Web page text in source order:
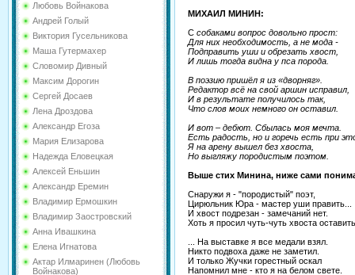
Любовь Войнакова
Андрей Голый
Виктория Гусельникова
Маша Гутермахер
Словомир Дивный
Максим Дорогин
Сергей Досаев
Лена Дроздова
Александр Егоза
Мария Елизарова
Надежда Еловецкая
Алексей Еньшин
Александр Еремин
Владимир Ермошкин
Владимир Заостровский
Анна Ивашкина
Елена Игнатова
Актар Илмаринен (Любовь
Войнакова)
МИХАИЛ МИНИН:
С собаками вопрос довольно прост:
Для них необходимость, а не мода -
Подправить уши и обрезать хвост,
И лишь тогда видна у пса порода.
В поэзию пришёл я из «дворняг».
Редактор всё на свой аршин исправил,
И в результате получилось так,
Что слов моих немного он оставил.
И вот – дебют. Сбылась моя мечта.
Есть радость, но и горечь есть при
Я на арену вышел без хвоста,
Но выгляжу породистым поэтом.
Выше стих Минина, ниже сами
Снаружи я - "породистый" поэт,
Цирюльник Юра - мастер уши править...
И хвост подрезан - замечаний нет.
Хоть я просил чуть-чуть хвоста
... На выставке я все медали взял.
Никто подвоха даже не заметил.
И только Жучки горестный оскал
Напомнил мне - кто я на белом свете.